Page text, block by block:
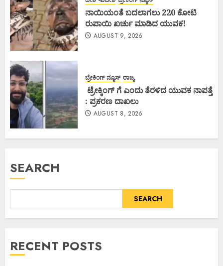
ನಾಯಿಯಂತೆ ಬದಲಾಗಲು 220 ಕೋಟಿ
ರುಪಾಯಿ ಖರ್ಚು ಮಾಡಿದ ಯುವಕ!
AUGUST 9, 2026
ಬ್ರೇಕಿಂಗ್ ನ್ಯೂಸ್ ರಾಜ್ಯ
ಟ್ರೇಕ್ಕಿಂಗ್ ಗೆ ಎಂದು ತೆರಳಿದ ಯುವಕ ನಾಪತ್ತೆ
: ಪ್ರಕರಣ ದಾಖಲು
AUGUST 8, 2026
SEARCH
SEARCH
RECENT POSTS